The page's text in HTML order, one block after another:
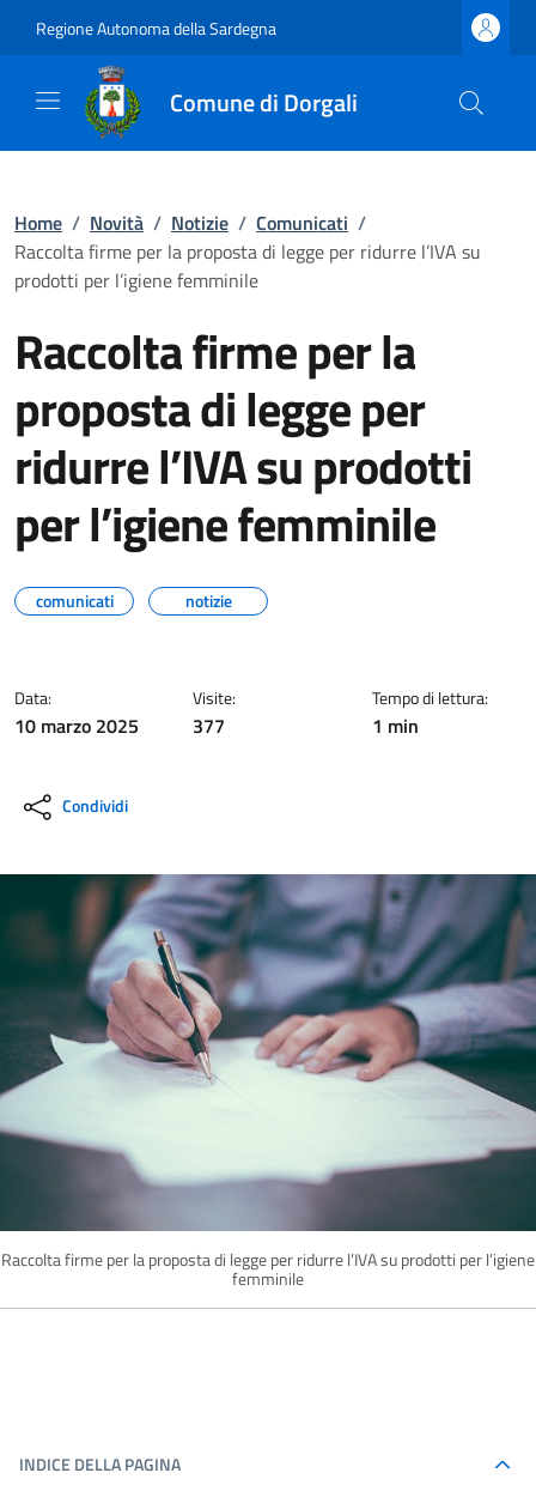
Regione Autonoma della Sardegna
Comune di Dorgali
Home / Novità / Notizie / Comunicati /
Raccolta firme per la proposta di legge per ridurre l’IVA su
prodotti per l’igiene femminile
Raccolta firme per la
proposta di legge per
ridurre l’IVA su prodotti
per l’igiene femminile
comunicati notizie
Data:
10 marzo 2025
Visite:
377
Tempo di lettura:
1 min
Condividi
Raccolta firme per la proposta di legge per ridurre l’IVA su prodotti per l’igiene
femminile
INDICE DELLA PAGINA